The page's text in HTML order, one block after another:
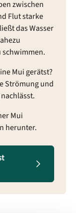
zwischen
Flut starke
das Wasser
schwimmen.
Mui gerätst?
Strömung und
Mui
herunter.